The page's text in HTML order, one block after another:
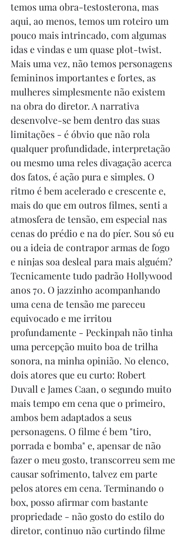
temos uma obra-testosterona, mas
aqui, ao menos, temos um roteiro um
pouco mais intrincado, com algumas
idas e vindas e um quase plot-twist.
Mais uma vez, não temos personagens
femininos importantes e fortes, as
mulheres simplesmente não existem
na obra do diretor. A narrativa
desenvolve-se bem dentro das suas
limitações - é óbvio que não rola
qualquer profundidade, interpretação
ou mesmo uma reles divagação acerca
dos fatos, é ação pura e simples. O
ritmo é bem acelerado e crescente e,
mais do que em outros filmes, senti a
atmosfera de tensão, em especial nas
cenas do prédio e na do píer. Sou só eu
ou a ideia de contrapor armas de fogo
e ninjas soa desleal para mais alguém?
Tecnicamente tudo padrão Hollywood
anos 70. O jazzinho acompanhando
uma cena de tensão me pareceu
equivocado e me irritou
profundamente - Peckinpah não tinha
uma percepção muito boa de trilha
sonora, na minha opinião. No elenco,
dois atores que eu curto: Robert
Duvall e James Caan, o segundo muito
mais tempo em cena que o primeiro,
ambos bem adaptados a seus
personagens. O filme é bem "tiro,
porrada e bomba" e, apensar de não
fazer o meu gosto, transcorreu sem me
causar sofrimento, talvez em parte
pelos atores em cena. Terminando o
box, posso afirmar com bastante
propriedade - não gosto do estilo do
diretor, continuo não curtindo filme